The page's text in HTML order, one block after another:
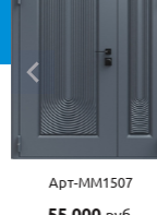
Арт-ММ1534